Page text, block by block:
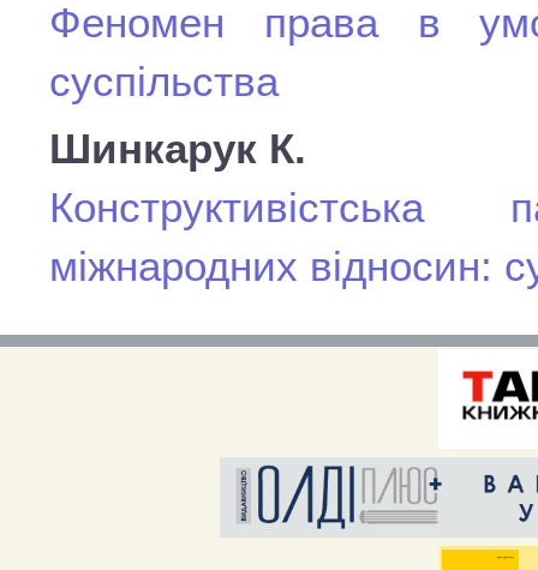
Феномен права в
суспільства
Шинкарук К.
міжнародних відносин: